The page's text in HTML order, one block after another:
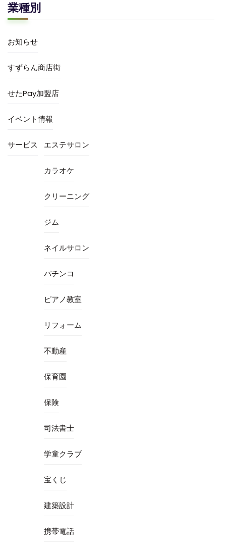
業種別
お知らせ
すずらん商店街
せたPay加盟店
イベント情報
サービス エステサロン
カラオケ
クリーニング
ジム
ネイルサロン
パチンコ
ピアノ教室
リフォーム
不動産
保育園
保険
司法書士
学童クラブ
宝くじ
建築設計
携帯電話